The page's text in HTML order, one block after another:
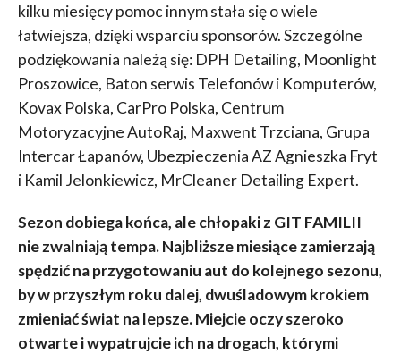
kilku miesięcy pomoc innym stała się o wiele
łatwiejsza, dzięki wsparciu sponsorów. Szczególne
podziękowania należą się: DPH Detailing, Moonlight
Proszowice, Baton serwis Telefonów i Komputerów,
Kovax Polska, CarPro Polska, Centrum
Motoryzacyjne AutoRaj, Maxwent Trzciana, Grupa
Intercar Łapanów, Ubezpieczenia AZ Agnieszka Fryt
i Kamil Jelonkiewicz, MrCleaner Detailing Expert.
Sezon dobiega końca, ale chłopaki z GIT FAMILII
nie zwalniają tempa. Najbliższe miesiące zamierzają
spędzić na przygotowaniu aut do kolejnego sezonu,
by w przyszłym roku dalej, dwuśladowym krokiem
zmieniać świat na lepsze. Miejcie oczy szeroko
otwarte i wypatrujcie ich na drogach, którymi